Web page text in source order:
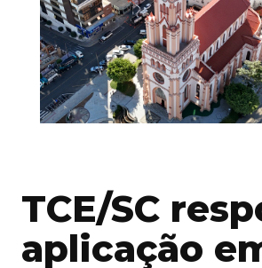
TCE/SC
aplicação